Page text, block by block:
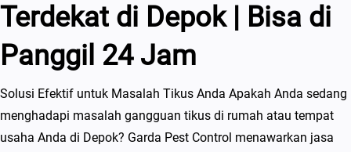
Terdekat di Depok | Bisa di
Panggil 24 Jam
Solusi Efektif untuk Masalah Tikus Anda Apakah Anda sedang
menghadapi masalah gangguan tikus di rumah atau tempat
usaha Anda di Depok? Garda Pest Control menawarkan jasa